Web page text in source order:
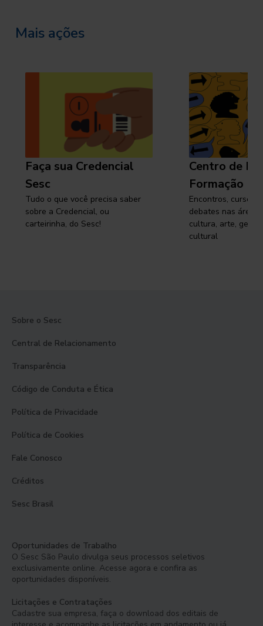
Mais ações
Faça sua Credencial
Sesc
Tudo o que você precisa saber
sobre a Credencial, ou
carteirinha, do Sesc!
Centro de
Formação
Encontros, cursos,
debates nas áreas
cultura, arte,
cultural
Sobre o Sesc
Central de Relacionamento
Transparência
Código de Conduta e Ética
Política de Privacidade
Política de Cookies
Fale Conosco
Créditos
Sesc Brasil
Oportunidades de Trabalho
O Sesc São Paulo divulga seus processos seletivos
exclusivamente online. Acesse agora e confira as
oportunidades disponíveis.
Licitações e Contratações
Cadastre sua empresa, faça o download dos editais de